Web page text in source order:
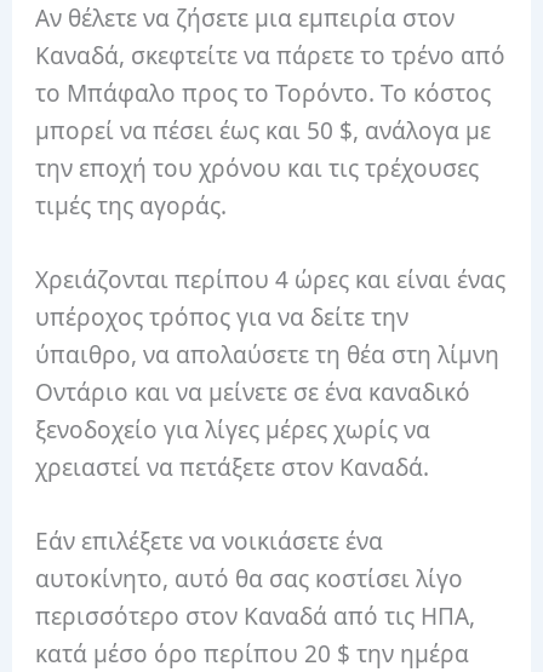
Αν θέλετε να ζήσετε μια εμπειρία στον
Καναδά, σκεφτείτε να πάρετε το τρένο από
το Μπάφαλο προς το Τορόντο. Το κόστος
μπορεί να πέσει έως και 50 $, ανάλογα με
την εποχή του χρόνου και τις τρέχουσες
τιμές της αγοράς.
Χρειάζονται περίπου 4 ώρες και είναι ένας
υπέροχος τρόπος για να δείτε την
ύπαιθρο, να απολαύσετε τη θέα στη λίμνη
Οντάριο και να μείνετε σε ένα καναδικό
ξενοδοχείο για λίγες μέρες χωρίς να
χρειαστεί να πετάξετε στον Καναδά.
Εάν επιλέξετε να νοικιάσετε ένα
αυτοκίνητο, αυτό θα σας κοστίσει λίγο
περισσότερο στον Καναδά από τις ΗΠΑ,
κατά μέσο όρο περίπου 20 $ την ημέρα